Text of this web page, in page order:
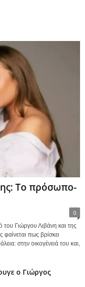
Το πρόσωπο-
0
Γιώργου Λιβάνη και της
πως βρίσκει
στην οικογένειά του και,
ο Γιώργος